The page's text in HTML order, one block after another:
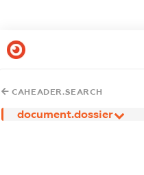
CAHEADER.SEARCH
document.dossier